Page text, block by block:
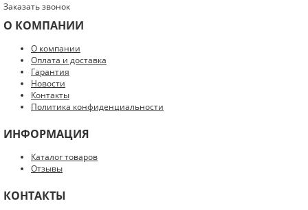
Заказать звонок
О КОМПАНИИ
О компании
Оплата и доставка
Гарантия
Новости
Контакты
Политика конфиденциальности
ИНФОРМАЦИЯ
Каталог товаров
Отзывы
КОНТАКТЫ